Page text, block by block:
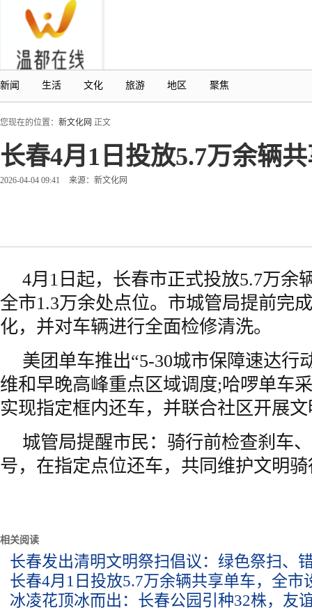
新闻 生活 文化 旅游 地区 聚焦
您现在的位置： 新文化网 正文
长春4月1日投放5.7万余辆
2026-04-04 09:41 来源：新文化网
4月1日起，长春市正式投放5.7万余
全市1.3万余处点位。市城管局提前完
化，并对车辆进行全面检修清洗。
美团单车推出“5-30城市保障速达行
维和早晚高峰重点区域调度;哈啰单车
实现指定框内还车，并联合社区开展
城管局提醒市民：骑行前检查刹车
号，在指定点位还车，共同维护文明
相关阅读
长春发出清明文明祭扫倡议：绿色祭扫、
长春4月1日投放5.7万余辆共享单车，全市
冰凌花顶冰而出：长春公园引种32株，友